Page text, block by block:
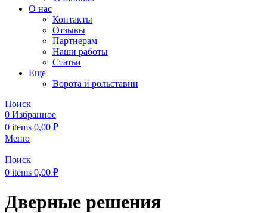
О нас
Контакты
Отзывы
Партнерам
Наши работы
Статьи
Еще
Ворота и рольставни
Поиск
0 Избранное
0 items 0,00 ₽
Меню
Поиск
0 items 0,00 ₽
Дверные решения